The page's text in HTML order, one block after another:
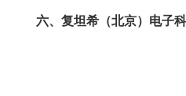
六、复坦希（北京）电子